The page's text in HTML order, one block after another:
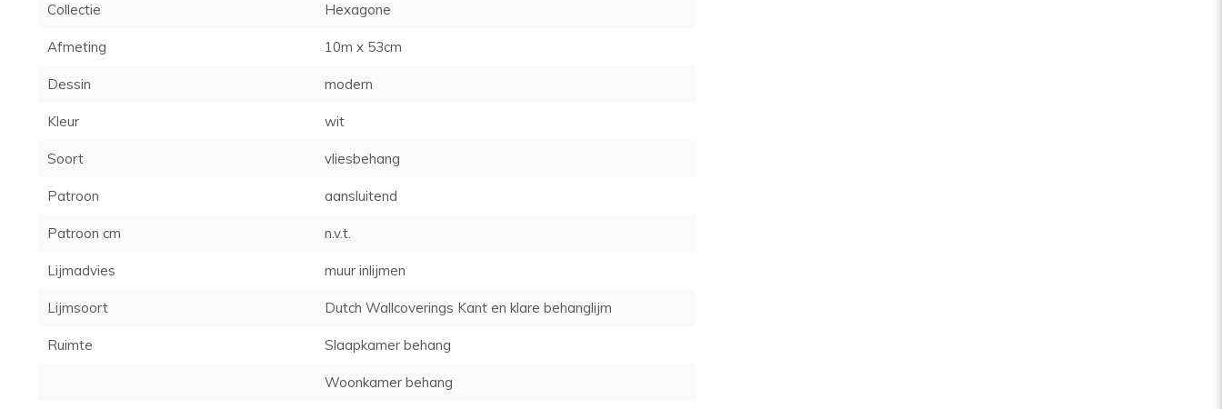
Collectie Hexagone
Afmeting 10m x 53cm
Dessin modern
Kleur wit
Soort vliesbehang
Patroon aansluitend
Patroon cm n.v.t.
Lijmadvies muur inlijmen
Lijmsoort Dutch Wallcoverings Kant en klare behanglijm
Ruimte Slaapkamer behang
Woonkamer behang